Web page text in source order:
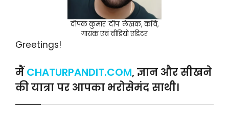
दीपक कुमार 'दीप' लेखक, कवि,
गायक एवं वीडियो एडिटर
Greetings!
मैंCHATURPANDIT.COM, ज्ञान और सीखने
की यात्रा पर आपका भरोसेमंद साथी।